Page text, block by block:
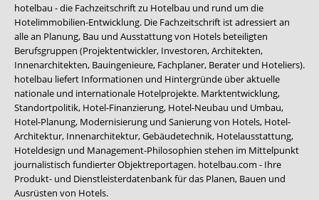
hotelbau - die Fachzeitschrift zu Hotelbau und rund um die
Hotelimmobilien-Entwicklung. Die Fachzeitschrift ist adressiert an
alle an Planung, Bau und Ausstattung von Hotels beteiligten
Berufsgruppen (Projektentwickler, Investoren, Architekten,
Innenarchitekten, Bauingenieure, Fachplaner, Berater und Hoteliers).
hotelbau liefert Informationen und Hintergründe über aktuelle
nationale und internationale Hotelprojekte. Marktentwicklung,
Standortpolitik, Hotel-Finanzierung, Hotel-Neubau und Umbau,
Hotel-Planung, Modernisierung und Sanierung von Hotels, Hotel-
Architektur, Innenarchitektur, Gebäudetechnik, Hotelausstattung,
Hoteldesign und Management-Philosophien stehen im Mittelpunkt
journalistisch fundierter Objektreportagen. hotelbau.com - Ihre
Produkt- und Dienstleisterdatenbank für das Planen, Bauen und
Ausrüsten von Hotels.